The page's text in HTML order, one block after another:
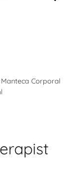
Corporal